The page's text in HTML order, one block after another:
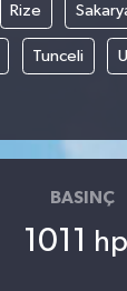
Rize
Tunceli
BASINÇ
1011